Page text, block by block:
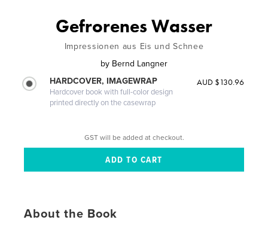
Gefrorenes Wasser
Impressionen aus Eis und Schnee
by Bernd Langner
HARDCOVER, IMAGEWRAP
Hardcover book with full-color design
printed directly on the casewrap
AUD $130.96
GST will be added at checkout.
About the Book